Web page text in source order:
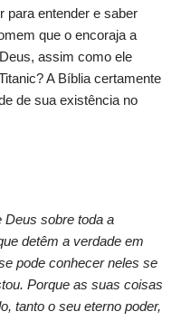
para entender e saber
que o encoraja a
assim como ele
A Bíblia certamente
de sua existência no
Deus sobre toda a
detêm a verdade em
pode conhecer neles se
Porque as suas coisas
tanto o seu eterno poder,